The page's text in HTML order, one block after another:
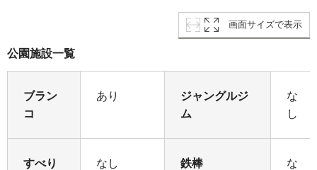
画面サイズで表示
公園施設一覧
ブラン
コ
あり
ジャングルジ
ム
な
し
すべり
なし 鉄棒
な